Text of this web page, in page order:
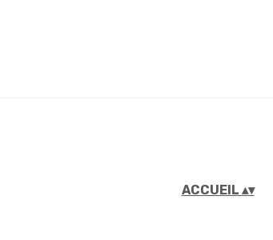
ACCUEIL ▴▾